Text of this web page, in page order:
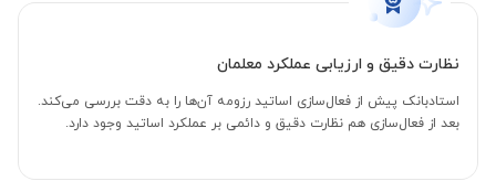
نظارت دقیق و ارزیابی عملکرد معلمان
استادبانک پیش از فعال‌سازی اساتید رزومه آن‌ها را به دقت بررسی می‌کند.
بعد از فعال‌سازی هم نظارت دقیق و دائمی بر عملکرد اساتید وجود دارد.